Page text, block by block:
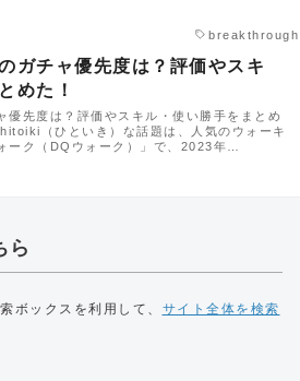
breakthrough
ガチャ優先度は？評価やスキ
めた！
優先度は？評価やスキル・使い勝手をまとめ
（ひといき）な話題は、人気のウォーキ
ーク（DQウォーク）」で、2023年…
ら
ボックスを利用して、 サイト全体を検索